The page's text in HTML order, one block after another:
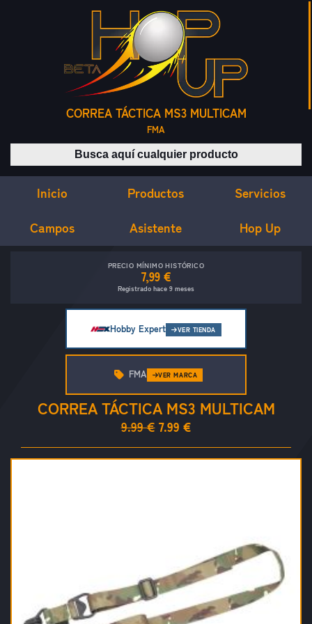
CORREA TÁCTICA MS3 MULTICAM
FMA
Buscar productos
Inicio Productos Servicios
Campos Asistente Hop Up
PRECIO MÍNIMO HISTÓRICO
7,99 €
Registrado hace 9 meses
Hobby Expert VER TIENDA
CORREA TÁCTICA MS3 MULTICAM
9.99 € 7.99 €
FMA VER MARCA